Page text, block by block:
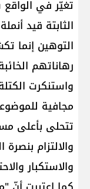
تغيّر في الواقع
الثابتة قيد
التوهين إنما
رهاناتهم
واستنكرت
مجافية
تتحلى بأعلى
والالتزام
والاستكبار